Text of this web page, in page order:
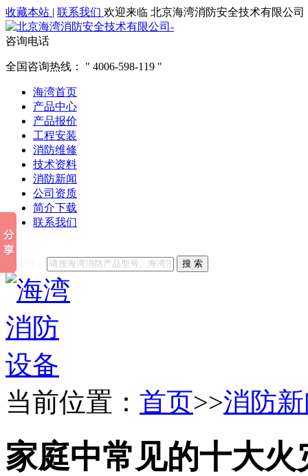
收藏本站 | 联系我们 欢迎来临 北京海湾消防安全技术有限公司
咨询电话
全国咨询热线： 4006-598-119
海湾首页
产品中心
产品报价
工程安装
消防维修
技术资料
消防新闻
公司资质
简介下载
联系我们
他们都在搜索:
搜 索
当前位置： 首页>>消防
家庭中常见的十大火